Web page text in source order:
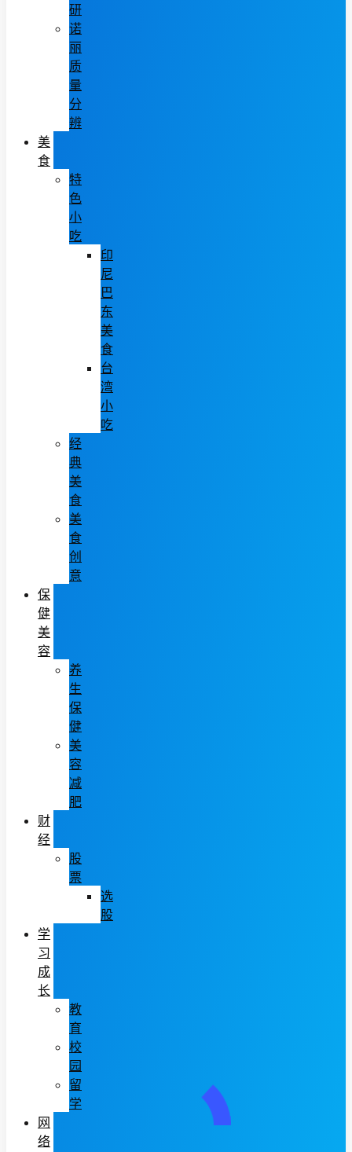
研
诺
丽
质
量
分
辨
美
食
特
色
小
吃
印
尼
巴
东
美
食
台
湾
小
吃
经
典
美
食
美
食
创
意
保
健
美
容
养
生
保
健
美
容
减
肥
财
经
股
票
选
股
学
习
成
长
教
育
校
园
留
学
网
络